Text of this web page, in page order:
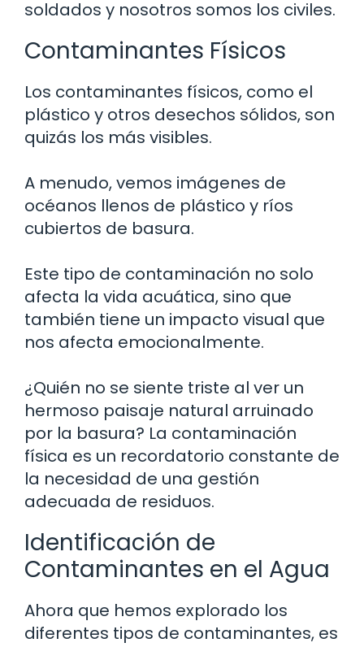
soldados y nosotros somos los civiles.
Contaminantes Físicos
Los contaminantes físicos, como el
plástico y otros desechos sólidos, son
quizás los más visibles.
A menudo, vemos imágenes de
océanos llenos de plástico y ríos
cubiertos de basura.
Este tipo de contaminación no solo
afecta la vida acuática, sino que
también tiene un impacto visual que
nos afecta emocionalmente.
¿Quién no se siente triste al ver un
hermoso paisaje natural arruinado
por la basura? La contaminación
física es un recordatorio constante de
la necesidad de una gestión
adecuada de residuos.
Identificación de
Contaminantes en el Agua
Ahora que hemos explorado los
diferentes tipos de contaminantes, es